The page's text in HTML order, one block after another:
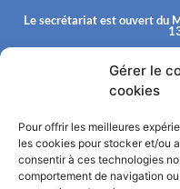
Gérer le
cookies
Pour offrir les meilleures
les cookies pour stocker et/ou
consentir à ces technologies
comportement de navigation
Le secrétariat est ouvert du
TOUS DROITS RESERVÉS :